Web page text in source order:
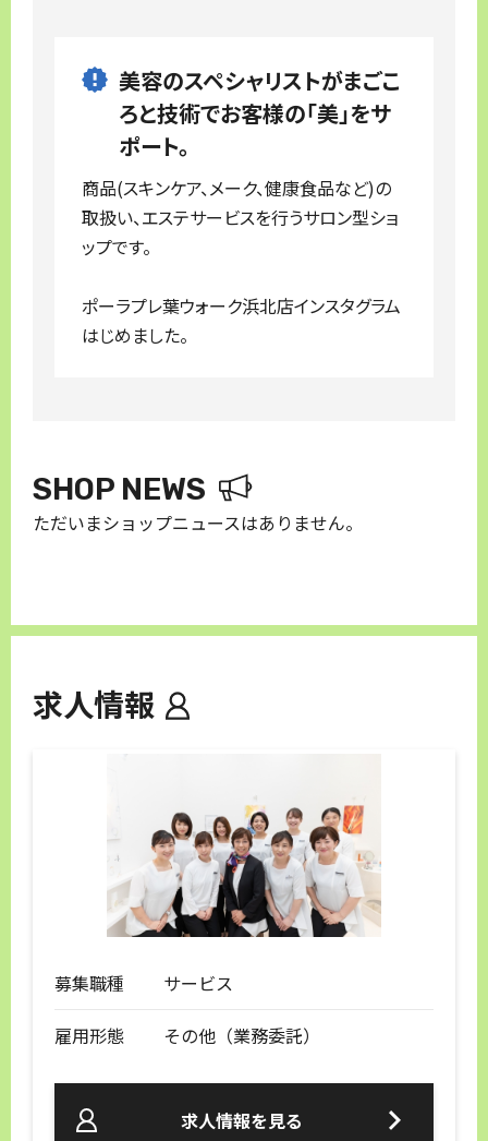
美容のスペシャリストがまごこ
ろと技術でお客様の「美」をサ
ポート。
商品(スキンケア、メーク、健康食品など)の
取扱い、エステサービスを行うサロン型ショ
ップです。
ポーラプレ葉ウォーク浜北店インスタグラム
はじめました。
SHOP NEWS
ただいまショップニュースはありません。
求人情報
募集職種
サービス
雇用形態
その他（業務委託）
求人情報を見る